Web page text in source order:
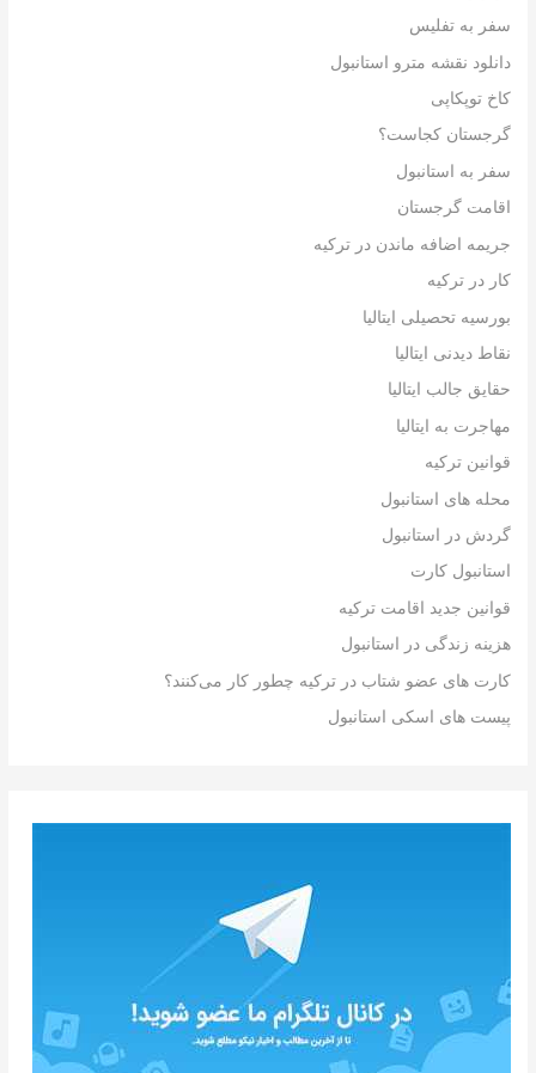
سفر به تفلیس
دانلود نقشه مترو استانبول
کاخ توپکاپی
گرجستان کجاست؟
سفر به استانبول
اقامت گرجستان
جریمه اضافه ماندن در ترکیه
کار در ترکیه
بورسیه تحصیلی ایتالیا
نقاط دیدنی ایتالیا
حقایق جالب ایتالیا
مهاجرت به ایتالیا
قوانین ترکیه
محله های استانبول
گردش در استانبول
استانبول کارت
قوانین جدید اقامت ترکیه
هزینه زندگی در استانبول
کارت های عضو شتاب در ترکیه چطور کار می‌کنند؟
پیست های اسکی استانبول